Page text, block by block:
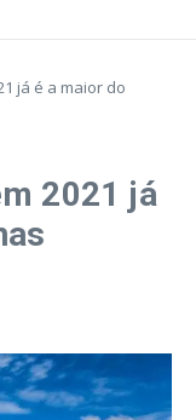
já é a maior do
2021 já